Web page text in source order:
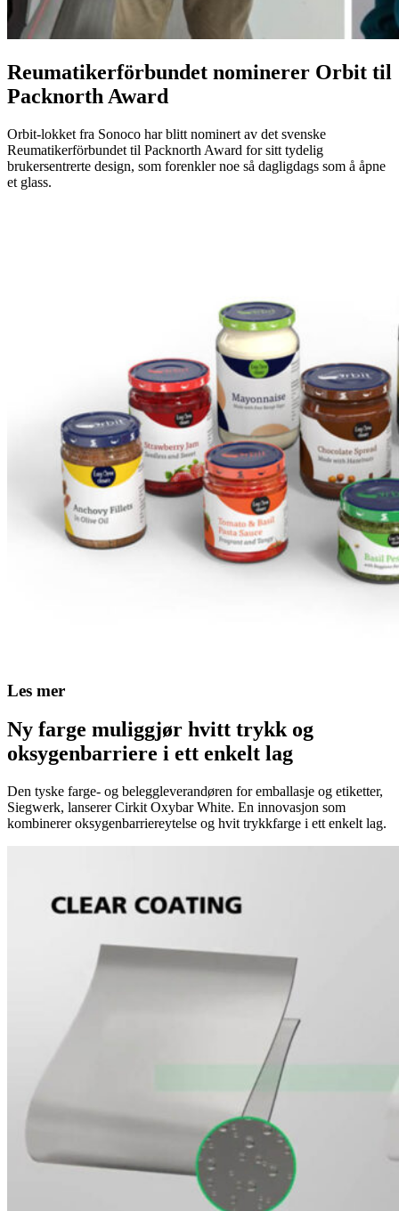
Reumatikerförbundet nominerer Orbit til
Packnorth Award
Orbit-lokket fra Sonoco har blitt nominert av det svenske
Reumatikerförbundet til Packnorth Award for sitt tydelig
brukersentrerte design, som forenkler noe så dagligdags som å åpne
et glass.
Les mer
Ny farge muliggjør hvitt trykk og
oksygenbarriere i ett enkelt lag
Den tyske farge- og beleggleverandøren for emballasje og etiketter,
Siegwerk, lanserer Cirkit Oxybar White. En innovasjon som
kombinerer oksygenbarriereytelse og hvit trykkfarge i ett enkelt lag.